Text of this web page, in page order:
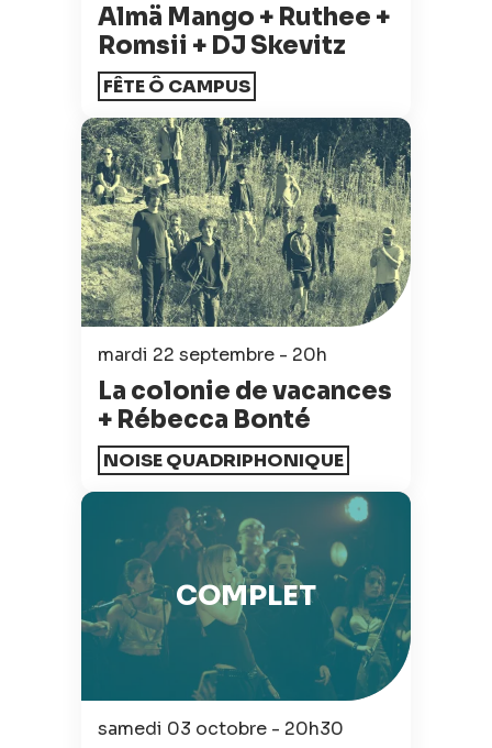
Almä Mango + Ruthee +
Romsii + DJ Skevitz
FÊTE Ô CAMPUS
mardi 22 septembre - 20h
La colonie de vacances
+ Rébecca Bonté
NOISE QUADRIPHONIQUE
samedi 03 octobre - 20h30
COMPLET